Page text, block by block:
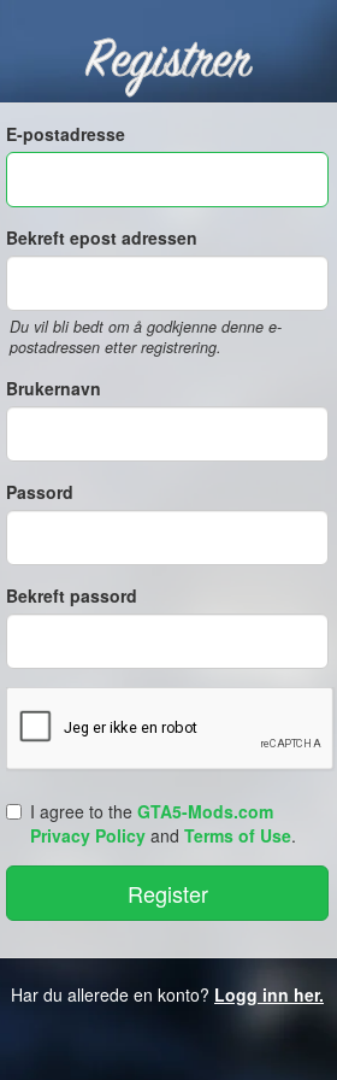
Registrer
E-postadresse
Bekreft epost adressen
Du vil bli bedt om å godkjenne denne e-
postadressen etter registrering.
Brukernavn
Passord
Bekreft passord
I agree to the GTA5-Mods.com
Privacy Policy and Terms of Use.
Har du allerede en konto? Logg inn her.